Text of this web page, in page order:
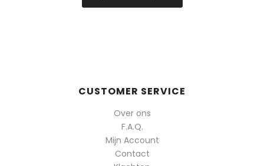
CUSTOMER SERVICE
Over ons
F.A.Q.
Mijn Account
Contact